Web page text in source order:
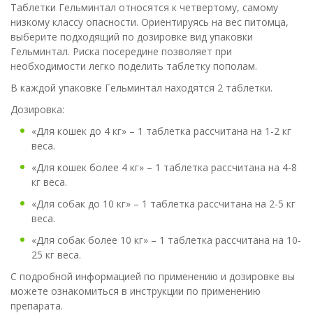
Таблетки Гельминтал относятся к четвертому, самому
низкому классу опасности. Ориентируясь на вес питомца,
выберите подходящий по дозировке вид упаковки
Гельминтал. Риска посередине позволяет при
необходимости легко поделить таблетку пополам.
В каждой упаковке Гельминтал находятся 2 таблетки.
Дозировка:
«Для кошек до 4 кг» – 1 таблетка рассчитана на 1-2 кг
веса.
«Для кошек более 4 кг» – 1 таблетка рассчитана на 4-8
кг веса.
«Для собак до 10 кг» – 1 таблетка рассчитана на 2-5 кг
веса.
«Для собак более 10 кг» – 1 таблетка рассчитана на 10-
25 кг веса.
С подробной информацией по применению и дозировке вы
можете ознакомиться в инструкции по применению
препарата.